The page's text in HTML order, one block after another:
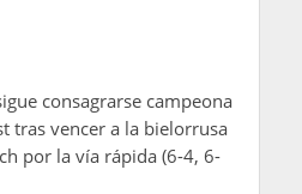
consagrarse campeona
tras vencer a la bielorrusa
por la vía rápida (6-4, 6-